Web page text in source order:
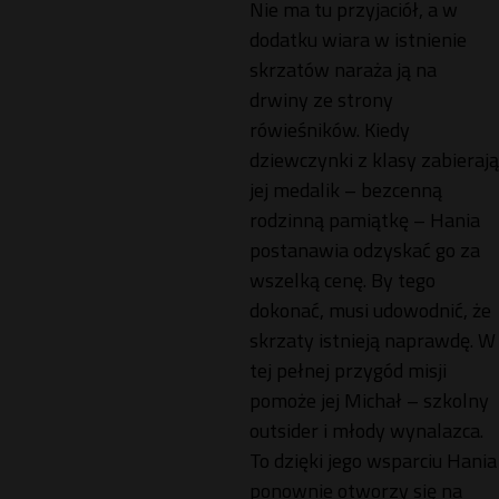
Nie ma tu przyjaciół, a w
dodatku wiara w istnienie
skrzatów naraża ją na
drwiny ze strony
rówieśników. Kiedy
dziewczynki z klasy zabierają
jej medalik – bezcenną
rodzinną pamiątkę – Hania
postanawia odzyskać go za
wszelką cenę. By tego
dokonać, musi udowodnić, że
skrzaty istnieją naprawdę. W
tej pełnej przygód misji
pomoże jej Michał – szkolny
outsider i młody wynalazca.
To dzięki jego wsparciu Hania
ponownie otworzy się na